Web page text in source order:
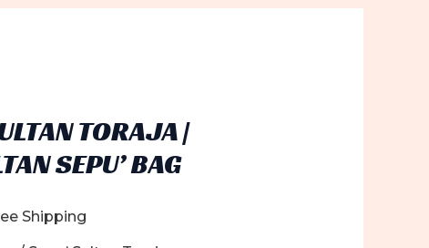
TORAJA |
SEPU’ BAG
Shipping